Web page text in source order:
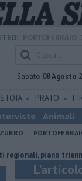
Sabato 08 Agosto
PRATO
Animali
piano triennale da